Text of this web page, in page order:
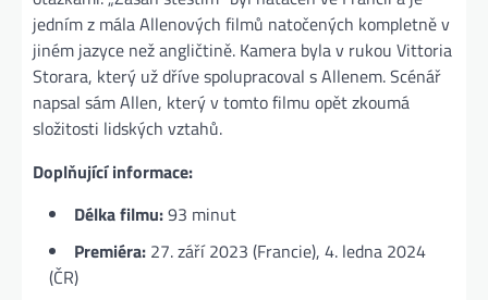
jedním z mála Allenových filmů natočených kompletně v
jiném jazyce než angličtině. Kamera byla v rukou Vittoria
Storara, který už dříve spolupracoval s Allenem. Scénář
napsal sám Allen, který v tomto filmu opět zkoumá
složitosti lidských vztahů​.
Doplňující informace:
Délka filmu:93 minut
Premiéra: 27. září 2023 (Francie), 4. ledna 2024
(ČR)